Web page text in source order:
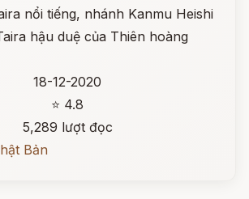
nổi tiếng, nhánh Kanmu Heishi
hậu duệ của Thiên hoàng
18-12-2020
⭐ 4.8
5,289 lượt đọc
Bản